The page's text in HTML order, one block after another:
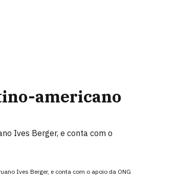
americano
Ives Berger, e conta com o
Ives Berger, e conta com o apoio da ONG